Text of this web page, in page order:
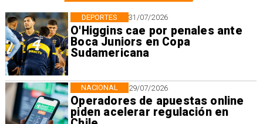
31/07/2026
O'Higgins cae por penales ante
Boca Juniors en Copa
Sudamericana
DEPORTES
29/07/2026
Operadores de apuestas online
piden acelerar regulación en
NACIONAL